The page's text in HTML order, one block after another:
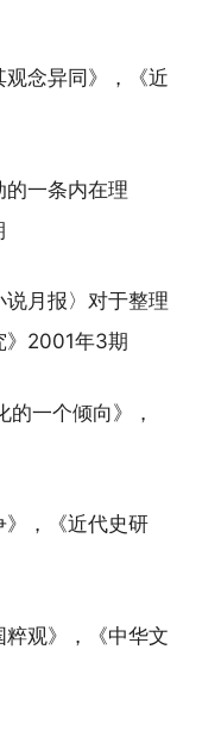
观念异同》，《近
的一条内在理
说月报〉对于整理
》2001年3期
的一个倾向》，
》，《近代史研
粹观》，《中华文